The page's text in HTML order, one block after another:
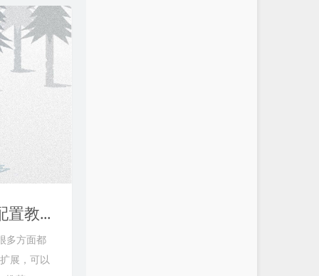
一个极简的HTTP Server： Caddy一键安装脚本，带网站配置教程
多方面都
展，可以